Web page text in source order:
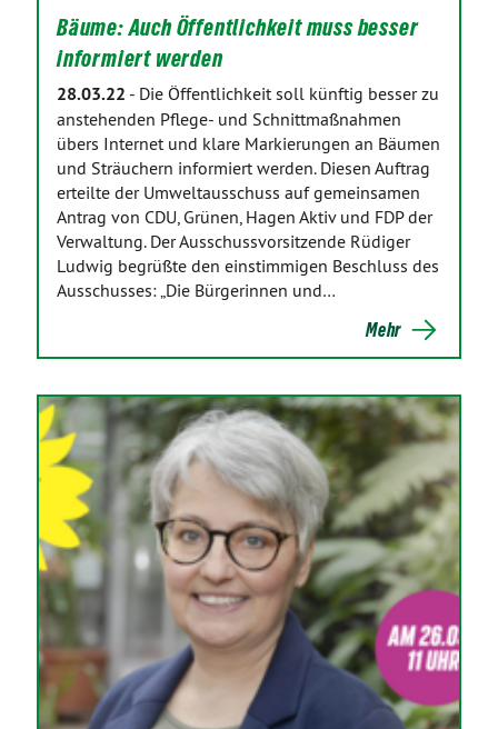
Bäume: Auch Öffentlichkeit muss besser
informiert werden
28.03.22 - Die Öffentlichkeit soll künftig besser zu
anstehenden Pflege- und Schnittmaßnahmen
übers Internet und klare Markierungen an Bäumen
und Sträuchern informiert werden. Diesen Auftrag
erteilte der Umweltausschuss auf gemeinsamen
Antrag von CDU, Grünen, Hagen Aktiv und FDP der
Verwaltung. Der Ausschussvorsitzende Rüdiger
Ludwig begrüßte den einstimmigen Beschluss des
Ausschusses: „Die Bürgerinnen und…
Mehr